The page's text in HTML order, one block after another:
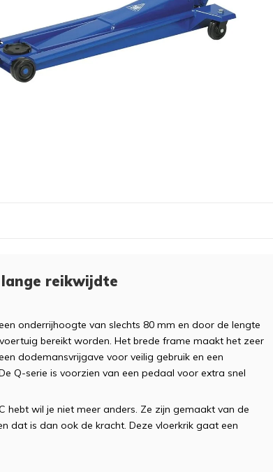
reikwijdte
onderrijhoogte van slechts 80 mm en door de lengte
bereikt worden. Het brede frame maakt het zeer
dodemansvrijgave voor veilig gebruik en een
Q-serie is voorzien van een pedaal voor extra snel
hebt wil je niet meer anders. Ze zijn gemaakt van de
dat is dan ook de kracht. Deze vloerkrik gaat een